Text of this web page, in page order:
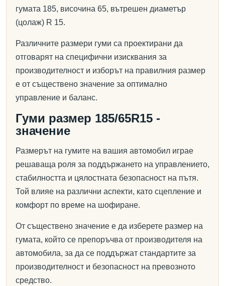
гумата 185, височина 65, вътрешен диаметър
(цолаж) R 15.
Различните размери гуми са проектирани да
отговарят на специфични изисквания за
производителност и изборът на правилния размер
е от съществено значение за оптимално
управление и баланс.
Гуми размер 185/65R15 -
значение
Размерът на гумите на вашия автомобил играе
решаваща роля за поддържането на управлението,
стабилността и цялостната безопасност на пътя.
Той влияе на различни аспекти, като сцепление и
комфорт по време на шофиране.
От съществено значение е да изберете размер на
гумата, който се препоръчва от производителя на
автомобила, за да се поддържат стандартите за
производителност и безопасност на превозното
средство.